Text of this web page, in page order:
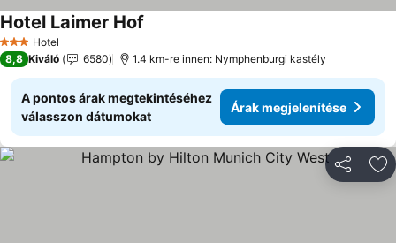
3 Kategória
Hotel
Hotel Laimer Hof
8,8 Kiváló 6580 1.4 km-re innen: Nymphenburgi kastély
A pontos árak megtekintéséhez
válasszon dátumokat
Árak megjelenítése